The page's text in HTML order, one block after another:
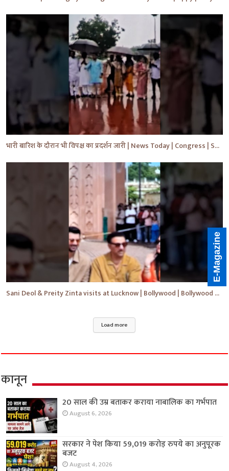
भारी बारिश के दौरान भी विपक्ष का प्रदर्शन जारी | News Today | Congress | Samajwadi | #shorts #yt
Sani Deol & Preity Zinta visits at Lucknow | Bollywood | Bollywood News | #bollywood #shorts #yt
Load more
कानून
20 साल की उम्र बताकर कराया नाबालिक का गर्भपात
August 6, 2026
सरकार ने पेश किया 59,019 करोड़ रुपये का अनुपूरक
बजट
August 4, 2026
E-Magazine